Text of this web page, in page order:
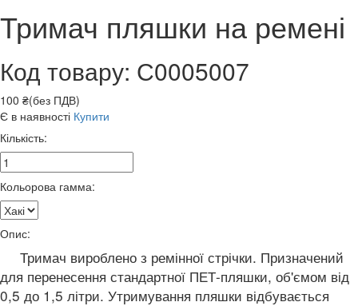
Тримач пляшки на ремені
Код товару: С0005007
100 ₴(без ПДВ)
Є в наявності Купити
Кількість:
Кольорова гамма:
Опис:
Тримач вироблено з ремінної стрічки. Призначений
для перенесення стандартної ПЕТ-пляшки, об'ємом від
0,5 до 1,5 літри. Утримування пляшки відбувається